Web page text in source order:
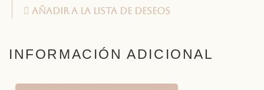
Añadir a la lista de deseos
INFORMACIÓN ADICIONAL